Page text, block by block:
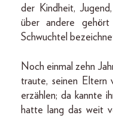
der Kindheit,
über andere
Schwuchtel
Noch einmal zehn
traute, seinen Eltern
erzählen; da kannte
hatte lang das weit